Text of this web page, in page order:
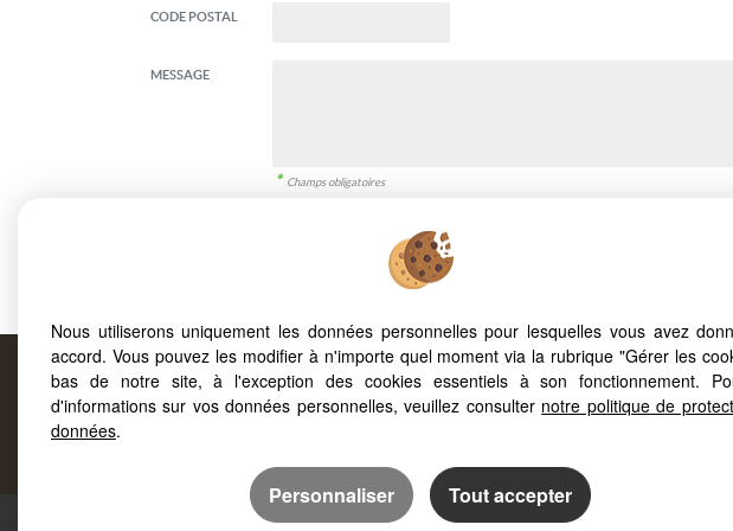
CODE POSTAL
MESSAGE
* Champs obligatoires
Informé(e) de la possibilité de m'opposer à l'utilisation de mes coordonnées
), j'autorise FORCAPRIMM à me contacter
politique de protection des données
Proposé par
Nous utiliserons uniquement les données personnelles pour lesquelles vous avez
accord. Vous pouvez les modifier à n'importe quel moment via la rubrique "Gérer les
bas de notre site, à l'exception des cookies essentiels à son fonctionnement.
d'informations sur vos données personnelles, veuillez consulter notre politique de
données.
Personnaliser Tout accepter